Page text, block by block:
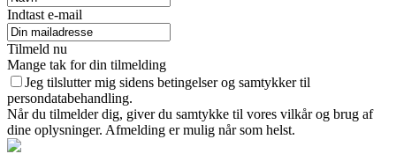
Indtast e-mail
Tilmeld nu
Mange tak for din tilmelding
Jeg tilslutter mig sidens betingelser og samtykker til
persondatabehandling.
Når du tilmelder dig, giver du samtykke til vores vilkår og brug af
dine oplysninger. Afmelding er mulig når som helst.